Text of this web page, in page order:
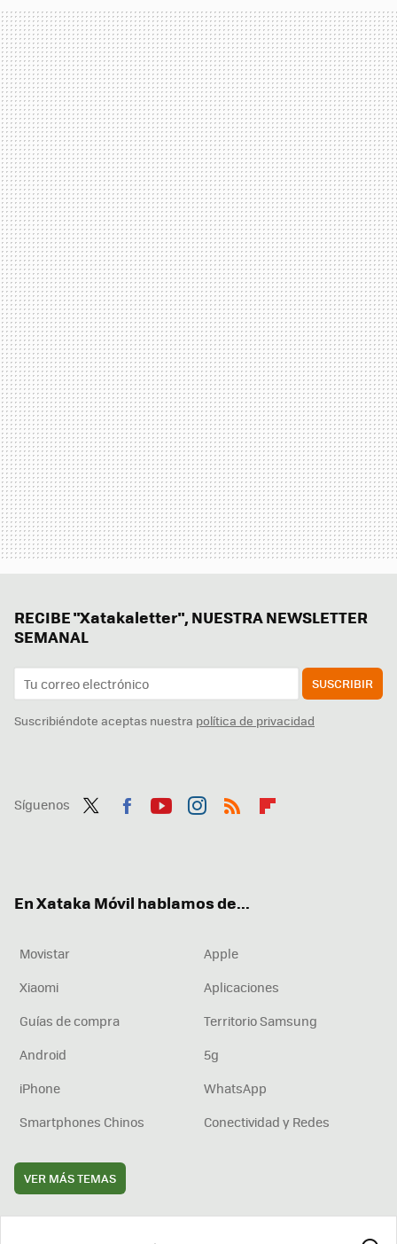
RECIBE "Xatakaletter", NUESTRA NEWSLETTER
SEMANAL
SUSCRIBIR
Suscribiéndote aceptas nuestra política de privacidad
Síguenos
En Xataka Móvil hablamos de...
Movistar
Apple
Xiaomi
Aplicaciones
Guías de compra
Territorio Samsung
Android
5g
iPhone
WhatsApp
Smartphones Chinos
Conectividad y Redes
VER MÁS TEMAS